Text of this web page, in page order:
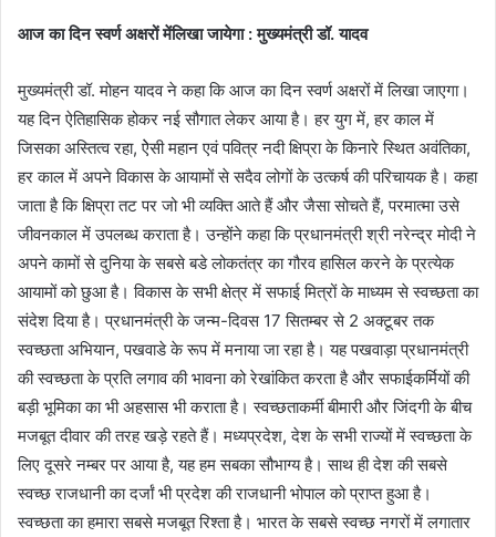
आज का दिन स्वर्ण अक्षरों में‍लिखा जायेगा : मुख्यमंत्री डॉ. यादव
मुख्यमंत्री डॉ. मोहन यादव ने कहा कि आज का दिन स्वर्ण अक्षरों में लिखा जाएगा।
यह दिन ऐतिहासिक होकर नई सौगात लेकर आया है। हर युग में, हर काल में
जिसका अस्तित्व रहा, ऐेसी महान एवं पवित्र नदी क्षिप्रा के किनारे स्थित अवंतिका,
हर काल में अपने विकास के आयामों से सदैव लोगों के उत्कर्ष की परिचायक है। कहा
जाता है कि क्षिप्रा तट पर जो भी व्यक्ति आते हैं और जैसा सोचते हैं, परमात्मा उसे
जीवनकाल में उपलब्ध कराता है। उन्होंने कहा कि प्रधानमंत्री श्री नरेन्द्र मोदी ने
अपने कामों से दुनिया के सबसे बडे लोकतंत्र का गौरव हासिल करने के प्रत्येक
आयामों को छुआ है। विकास के सभी क्षेत्र में सफाई मित्रों के माध्यम से स्वच्छता का
संदेश दिया है। प्रधानमंत्री के जन्म-दिवस 17 सितम्बर से 2 अक्टूबर तक
स्वच्छता अभियान, पखवाडे के रूप में मनाया जा रहा है। यह पखवाड़ा प्रधानमंत्री
की स्वच्छता के प्रति लगाव की भावना को रेखांकित करता है और सफाईकर्मियों की
बड़ी भूमिका का भी अहसास भी कराता है। स्वच्छताकर्मी बीमारी और जिंदगी के बीच
मजबूत दीवार की तरह खड़े रहते हैं। मध्यप्रदेश, देश के सभी राज्यों में स्वच्छता के
लिए दूसरे नम्बर पर आया है, यह हम सबका सौभाग्य है। साथ ही देश की सबसे
स्वच्छ राजधानी का दर्जां भी प्रदेश की राजधानी भोपाल को प्राप्त हुआ है।
स्वच्छता का हमारा सबसे मजबूत रिश्ता है। भारत के सबसे स्वच्छ नगरों में लगातार